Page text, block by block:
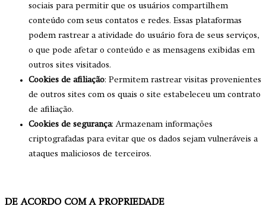
sociais para permitir que os usuários compartilhem
conteúdo com seus contatos e redes. Essas plataformas
podem rastrear a atividade do usuário fora de seus serviços,
o que pode afetar o conteúdo e as mensagens exibidas em
outros sites visitados.
Cookies de afiliação: Permitem rastrear visitas provenientes
de outros sites com os quais o site estabeleceu um contrato
de afiliação.
Cookies de segurança: Armazenam informações
criptografadas para evitar que os dados sejam vulneráveis a
ataques maliciosos de terceiros.
DE ACORDO COM A PROPRIEDADE